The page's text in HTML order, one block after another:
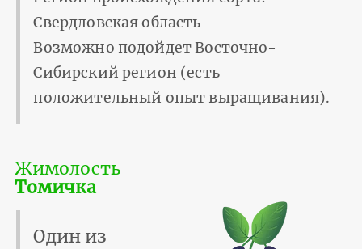
Свердловская область
Возможно подойдет Восточно-
Сибирский регион (есть
положительный опыт выращивания).
Жимолость
Томичка
Один из